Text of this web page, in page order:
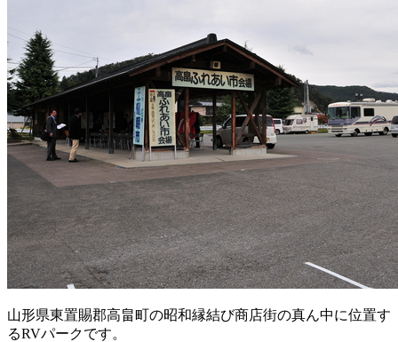
山形県東置賜郡高畠町の昭和縁結び商店街の真ん中に位置す
るRVパークです。